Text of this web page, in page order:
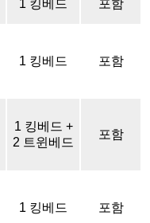
1 킹베드 포함
1 킹베드 포함
1 킹베드 +
2 트윈베드
포함
1 킹베드 포함